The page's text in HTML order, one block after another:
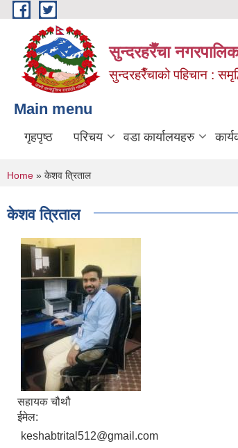
Skip to main content
सुन्दरहरैँचा
सुन्दरहरैँचाको पहिचान :
Main menu
गृहपृष्ठ परिचय वडा कार्यालयहरु
You are here
Home » केशव त्रिताल
केशव त्रिताल
सहायक चौथौ
ईमेल:
keshabtrital512@gmail.com